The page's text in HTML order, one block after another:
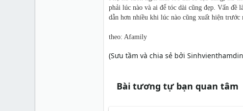
phải lúc nào và ai để tóc dài cũng đẹp. Vấn đề
dẫn hơn nhiều khi lúc nào cũng xuất hiện
theo: Afamily
(Sưu tầm và chia sẻ bởi
Bài tương tự bạn quan tâm